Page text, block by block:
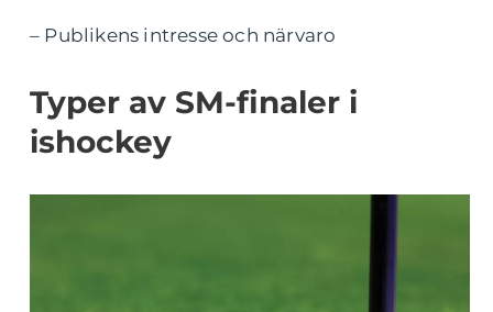
– Publikens intresse och närvaro
Typer av SM-finaler i
ishockey